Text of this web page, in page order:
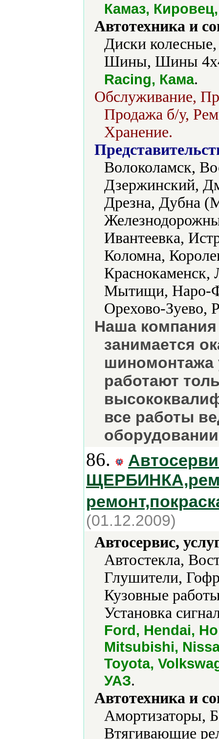
Камаз,
Автотехника и
Диски
Шины, Шины
Racing, Кама.
Обслуживание,
Продажа б/у,
Хранение.
Волоколамск,
Дзержинский,
Дрезна, Дубна
Ивантеевка,
Коломна,
Мытищи, Наро-
Орехово-Зуево,
Наша
занимается
шиномонтажа
работают
все работы
86.
(01.12.2009)
Автосервис,
Автостекла,
Глушители,
Кузовные
Установка
Ford, Hendai,
Mitsubishi,
Toyota,
УАЗ.
Автотехника и
Амортизаторы,
Втягивающие